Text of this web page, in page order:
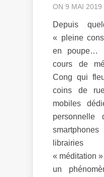
ON 9 MAI 2019
Depuis
« pleine
en poupe…
cours de
Cong qui
coins de
mobiles
personnelle
« méditation
un